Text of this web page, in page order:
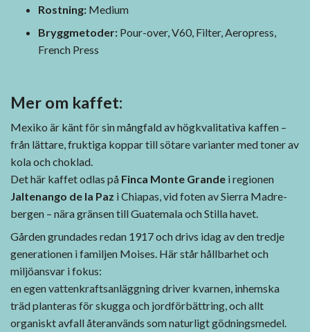
Rostning: Medium
Bryggmetoder: Pour-over, V60, Filter, Aeropress,
French Press
Mer om kaffet:
Mexiko är känt för sin mångfald av högkvalitativa kaffen –
från lättare, fruktiga koppar till sötare varianter med toner av
kola och choklad.
Det här kaffet odlas på Finca Monte Grande i regionen
Jaltenango de la Paz i Chiapas, vid foten av Sierra Madre-
bergen – nära gränsen till Guatemala och Stilla havet.
Gården grundades redan 1917 och drivs idag av den tredje
generationen i familjen Moises. Här står hållbarhet och
miljöansvar i fokus:
en egen vattenkraftsanläggning driver kvarnen, inhemska
träd planteras för skugga och jordförbättring, och allt
organiskt avfall återanvänds som naturligt gödningsmedel.